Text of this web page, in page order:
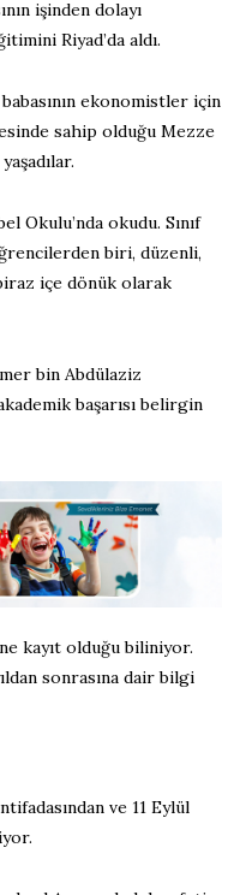
işinden dolayı
Riyad’da aldı.
babasının ekonomistler için
sahip olduğu Mezze
Okulu’nda okudu. Sınıf
biri, düzenli,
içe dönük olarak
bin Abdülaziz
başarısı belirgin
kayıt olduğu biliniyor.
sonrasına dair bilgi
ve 11 Eylül